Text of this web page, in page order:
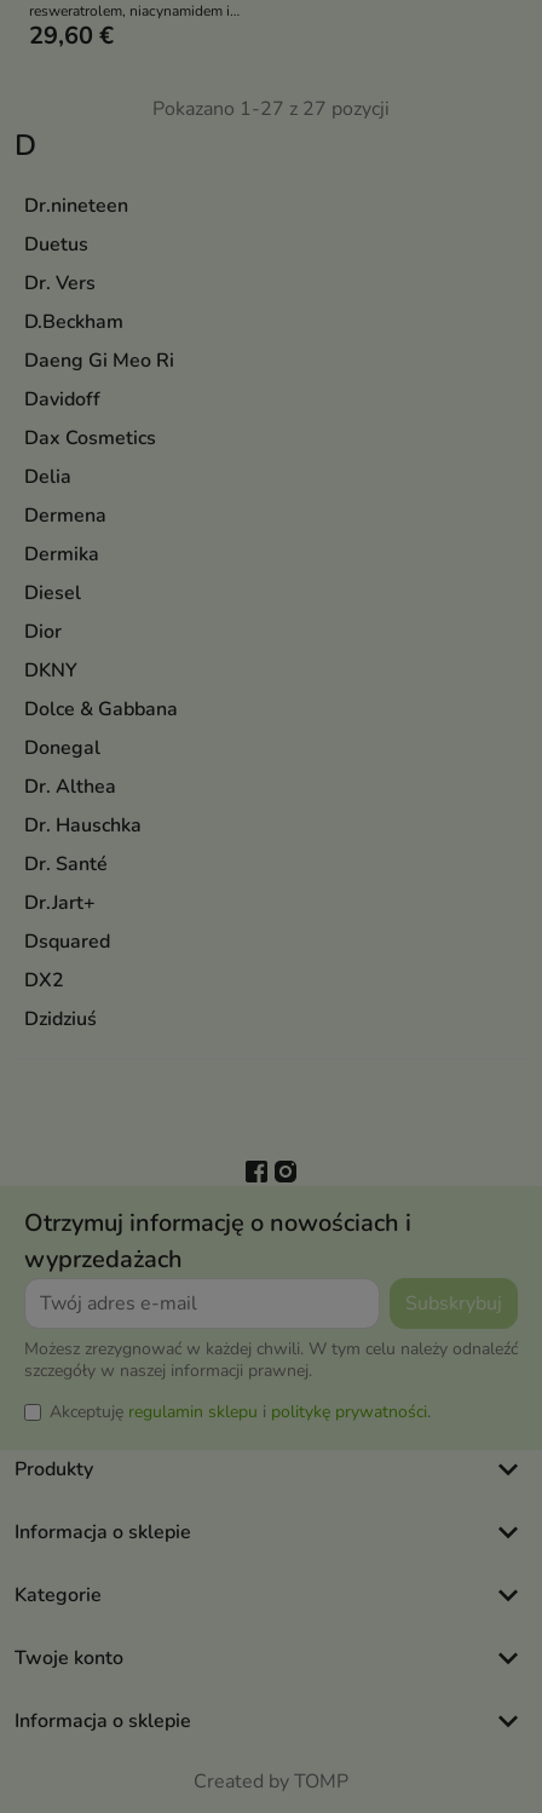
D
Dr.nineteen
Duetus
Dr. Vers
D.Beckham
Daeng Gi Meo Ri
Davidoff
Dax Cosmetics
Delia
Dermena
Dermika
Diesel
Dior
DKNY
Dolce & Gabbana
Donegal
Dr. Althea
Dr. Hauschka
Dr. Santé
Dr.Jart+
Dsquared
DX2
Dzidziuś
resweratrolem, niacynamidem i
opuncją figową. Nawilża, koi i
29,60 €
Pokazano 1-27 z 27 pozycji
Otrzymuj informację o nowościach i
wyprzedażach
Możesz zrezygnować w każdej chwili. W tym celu należy odnaleźć
szczegóły w naszej informacji prawnej.
Akceptuję regulamin sklepu i politykę prywatności.
Produkty keyboard_arrow_down
Informacja o sklepie keyboard_arrow_down
Kategorie keyboard_arrow_down
Twoje konto keyboard_arrow_down
Informacja o sklepie keyboard_arrow_down
Created by TOMP